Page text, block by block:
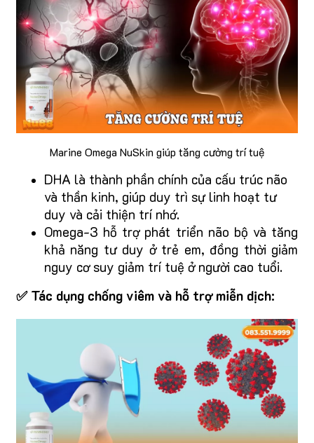
Marine Omega NuSkin giúp tăng cường trí tuệ
DHA là thành phần chính của cấu trúc não
và thần kinh, giúp duy trì sự linh hoạt tư
duy và cải thiện trí nhớ.
Omega-3 hỗ trợ phát triển não bộ và tăng
khả năng tư duy ở trẻ em, đồng thời giảm
nguy cơ suy giảm trí tuệ ở người cao tuổi.
✅ Tác dụng chống viêm và hỗ trợ miễn dịch: